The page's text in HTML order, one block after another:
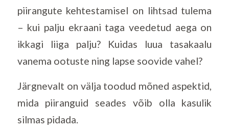
piirangute kehtestamisel on lihtsad tulema
– kui palju ekraani taga veedetud aega on
ikkagi liiga palju? Kuidas luua tasakaalu
vanema ootuste ning lapse soovide vahel?
Järgnevalt on välja toodud mõned aspektid,
mida piiranguid seades võib olla kasulik
silmas pidada.